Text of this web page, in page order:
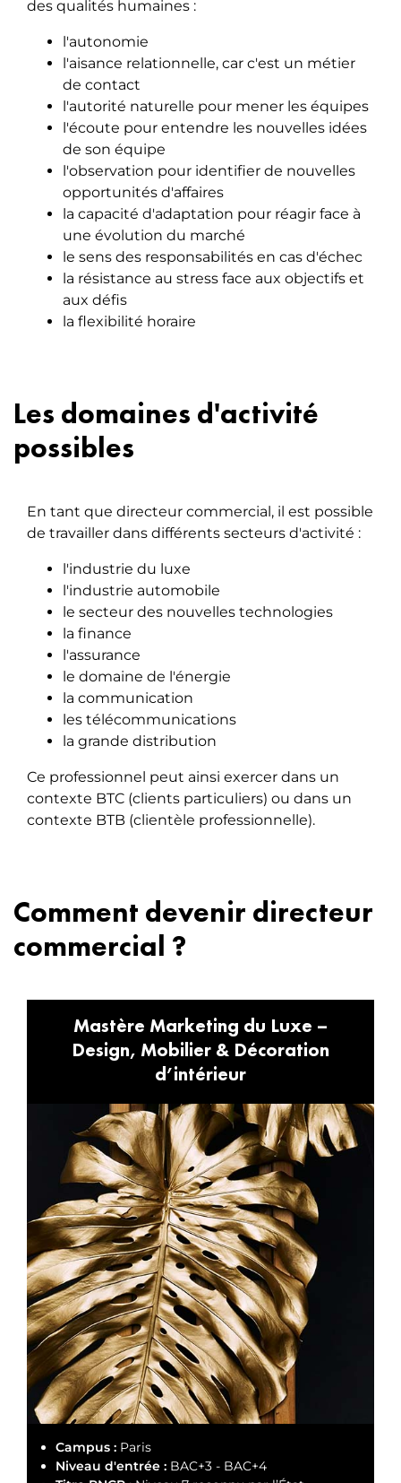
des qualités humaines :
l'autonomie
l'aisance relationnelle, car c'est un métier
de contact
l'autorité naturelle pour mener les équipes
l'écoute pour entendre les nouvelles idées
de son équipe
l'observation pour identifier de nouvelles
opportunités d'affaires
la capacité d'adaptation pour réagir face à
une évolution du marché
le sens des responsabilités en cas d'échec
la résistance au stress face aux objectifs et
aux défis
la flexibilité horaire
Les domaines d'activité
possibles
En tant que directeur commercial, il est possible
de travailler dans différents secteurs d'activité :
l'industrie du luxe
l'industrie automobile
le secteur des nouvelles technologies
la finance
l'assurance
le domaine de l'énergie
la communication
les télécommunications
la grande distribution
Ce professionnel peut ainsi exercer dans un
contexte BTC (clients particuliers) ou dans un
contexte BTB (clientèle professionnelle).
Comment devenir directeur
commercial ?
Mastère Marketing du Luxe –
Design, Mobilier & Décoration
d’intérieur
Campus : Paris
Niveau d'entrée : BAC+3 - BAC+4